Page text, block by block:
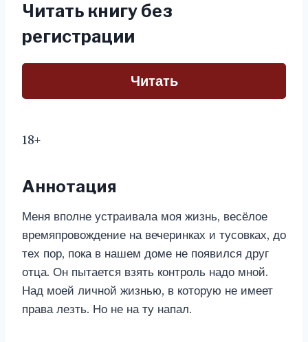
Читать книгу без
регистрации
Читать
18+
Аннотация
Меня вполне устраивала моя жизнь, весёлое
времяпровождение на вечеринках и тусовках, до
тех пор, пока в нашем доме не появился друг
отца. Он пытается взять контроль надо мной.
Над моей личной жизнью, в которую не имеет
права лезть. Но не на ту напал.